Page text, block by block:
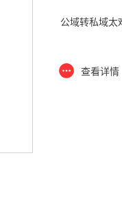
公域转私域太
查看详情